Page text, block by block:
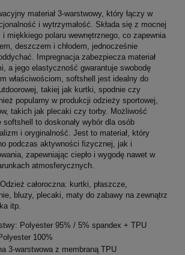
materiał 3-warstwowy, który łączy w
i wytrzymałość. Składa się z mocnej
miękkiego polaru wewnętrznego, co zapewnia
deszczem i chłodem, jednocześnie
Impregnacja zabezpiecza materiał
a jego elastyczność gwarantuje swobodę
właściwościom, softshell jest idealny do
takiej jak kurtki, spodnie czy
popularny w produkcji odzieży sportowej,
takich jak plecaki czy torby. Możliwość
softshell to doskonały wybór dla osób
i oryginalność. Jest to materiał, który
podczas aktywności fizycznej, jak i
zapewniając ciepło i wygodę nawet w
atmosferycznych.
Odzież całoroczna: kurtki, płaszcze,
bluzy, plecaki, maty do zabawy na zewnątrz
itp.
Polyester 95% / 5% spandex + TPU
100%
3-warstwowa z membraną TPU